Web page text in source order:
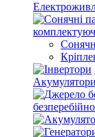
Акумулятори